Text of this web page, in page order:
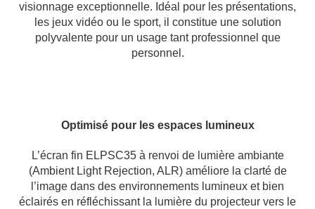
visionnage exceptionnelle. Idéal pour les présentations,
les jeux vidéo ou le sport, il constitue une solution
polyvalente pour un usage tant professionnel que
personnel.
Optimisé pour les espaces lumineux
L’écran fin ELPSC35 à renvoi de lumière ambiante
(Ambient Light Rejection, ALR) améliore la clarté de
l’image dans des environnements lumineux et bien
éclairés en réfléchissant la lumière du projecteur vers le